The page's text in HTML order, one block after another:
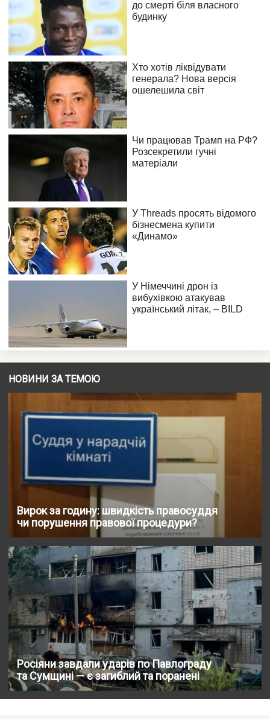
НОВИНИ ЗА ТЕМОЮ
Вирок за годину: швидкість правосуддя
чи порушення правової процедури?
Росіяни завдали ударів по Павлограду
та Сумщині — є загиблий та поранені